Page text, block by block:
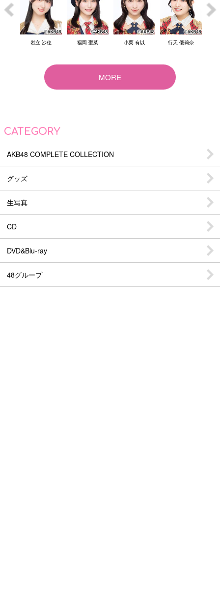
岩立 沙穂 福岡 聖菜 小栗 有以 行天 優莉奈
MORE
CATEGORY
AKB48 COMPLETE COLLECTION
グッズ
生写真
CD
DVD&Blu-ray
48グループ